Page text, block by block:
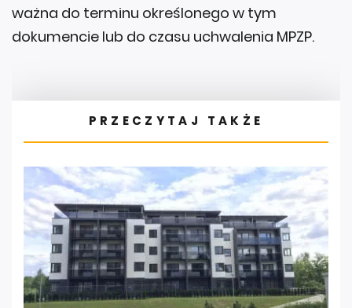
ważna do terminu określonego w tym
dokumencie lub do czasu uchwalenia MPZP.